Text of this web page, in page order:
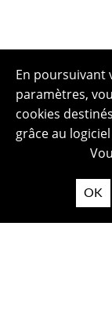
En poursuivant
paramètres,
cookies
grâce au
OK